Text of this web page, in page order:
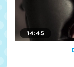
14:45